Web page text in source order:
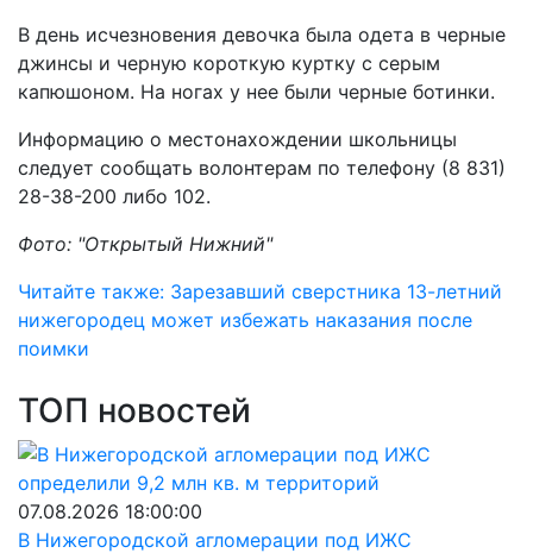
В день исчезновения девочка была одета в черные
джинсы и черную короткую куртку с серым
капюшоном. На ногах у нее были черные ботинки.
Информацию о местонахождении школьницы
следует сообщать волонтерам по телефону (8 831)
28-38-200 либо 102.
Фото: "Открытый Нижний"
Читайте также: Зарезавший сверстника 13-летний
нижегородец может избежать наказания после
поимки
ТОП новостей
07.08.2026 18:00:00
В Нижегородской агломерации под ИЖС